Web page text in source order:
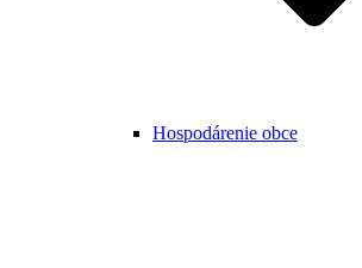
Hospodárenie obce